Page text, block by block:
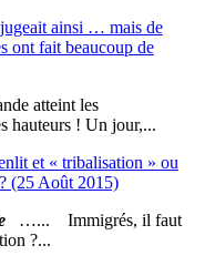
ainsi … mais de
ont fait beaucoup de
atteint les
hauteurs ! Un jour,...
et « tribalisation » ou
(25 Août 2015)
…... Immigrés, il faut
?...